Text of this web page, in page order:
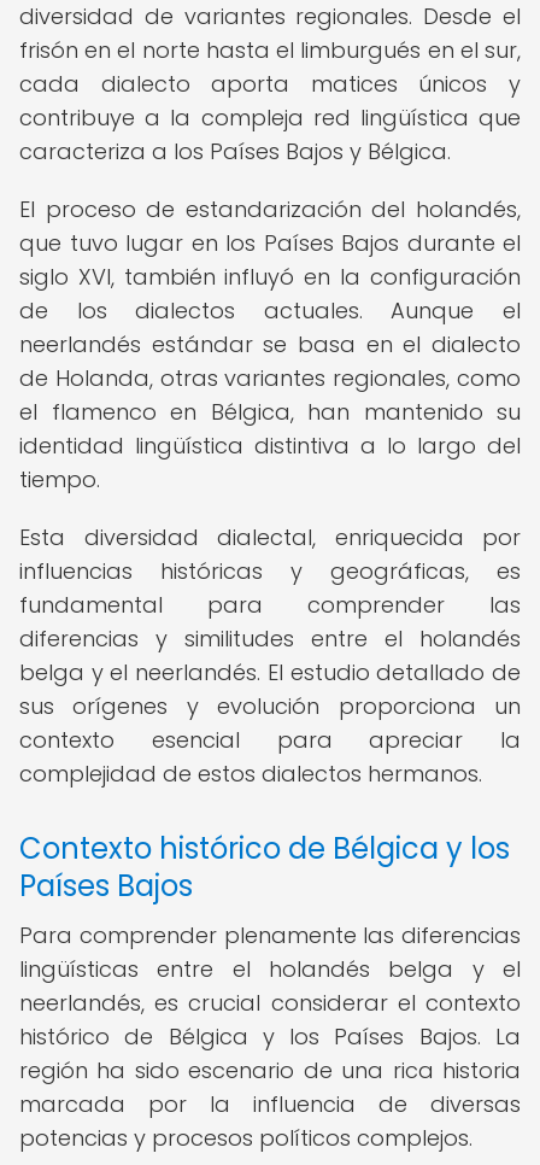
diversidad de variantes regionales. Desde el
frisón en el norte hasta el limburgués en el sur,
cada dialecto aporta matices únicos y
contribuye a la compleja red lingüística que
caracteriza a los Países Bajos y Bélgica.
El proceso de estandarización del holandés,
que tuvo lugar en los Países Bajos durante el
siglo XVI, también influyó en la configuración
de los dialectos actuales. Aunque el
neerlandés estándar se basa en el dialecto
de Holanda, otras variantes regionales, como
el flamenco en Bélgica, han mantenido su
identidad lingüística distintiva a lo largo del
tiempo.
Esta diversidad dialectal, enriquecida por
influencias históricas y geográficas, es
fundamental para comprender las
diferencias y similitudes entre el holandés
belga y el neerlandés. El estudio detallado de
sus orígenes y evolución proporciona un
contexto esencial para apreciar la
complejidad de estos dialectos hermanos.
Contexto histórico de Bélgica y los
Países Bajos
Para comprender plenamente las diferencias
lingüísticas entre el holandés belga y el
neerlandés, es crucial considerar el contexto
histórico de Bélgica y los Países Bajos. La
región ha sido escenario de una rica historia
marcada por la influencia de diversas
potencias y procesos políticos complejos.